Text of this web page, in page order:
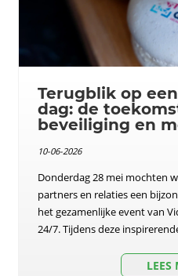
Terugblik op
dag: de
beveiliging en
10-06-2026
Donderdag 28 mei mochten
partners en relaties een
het gezamenlijke event van
24/7. Tijdens deze
LEES